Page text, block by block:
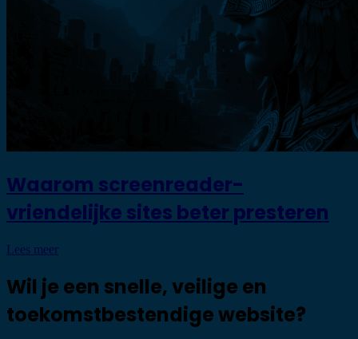
Waarom screenreader-
vriendelijke sites beter presteren
Lees meer
Wil je een snelle, veilige en
toekomstbestendige website?